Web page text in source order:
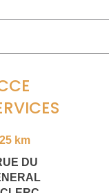
25 km
DU